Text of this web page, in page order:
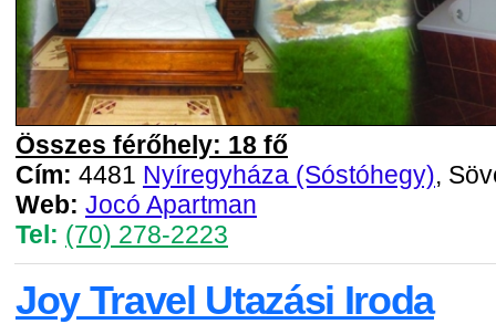
Összes férőhely: 18 fő
Cím: 4481 Nyíregyháza (Sóstóhegy),
Web: Jocó Apartman
Tel: (70) 278-2223
Joy Travel Utazási Iroda